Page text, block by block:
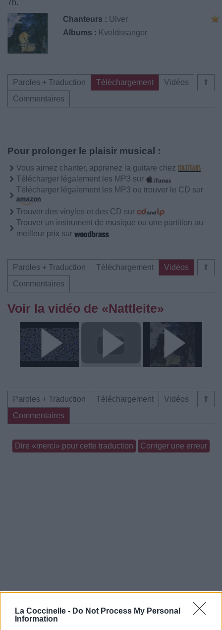
La Coccinelle - Do Not Process My Personal
Information
7h.
Chanteurs : Ulver
Albums : Kveldssanger
⇑
Paroles + Traduction Téléchargement
Vidéos
Commentaires
Pour prolonger le plaisir musical :
Vous aimez chanter, apprenez la guitare chez
Télécharger légalement les MP3 sur
Télécharger légalement les MP3 ou trouver le CD sur
Trouver des vinyles et des CD sur
Trouver un instrument de musique ou une partition au
meilleur prix sur
⇑
Paroles + Traduction Téléchargement
Vidéos
Commentaires
Voir la vidéo de «Nattleite»
⇑
Paroles + Traduction Téléchargement
Vidéos
Commentaires
Dire «merci» pour cette traduction Corriger une erreur